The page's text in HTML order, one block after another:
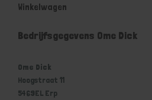
Winkelwagen
Bedrijfsgegevens Ome Dick
Ome Dick
Hoogstraat 11
5469EL Erp